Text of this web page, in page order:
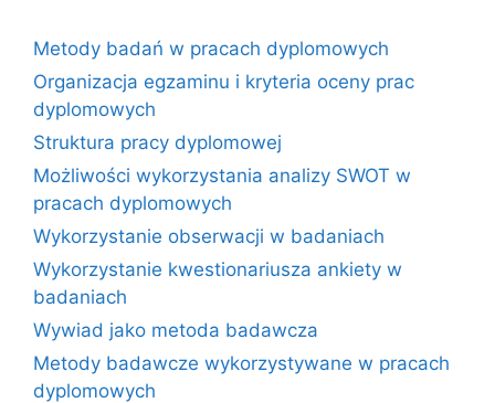
Metody badań w pracach dyplomowych
Organizacja egzaminu i kryteria oceny prac
dyplomowych
Struktura pracy dyplomowej
Możliwości wykorzystania analizy SWOT w
pracach dyplomowych
Wykorzystanie obserwacji w badaniach
Wykorzystanie kwestionariusza ankiety w
badaniach
Wywiad jako metoda badawcza
Metody badawcze wykorzystywane w pracach
dyplomowych